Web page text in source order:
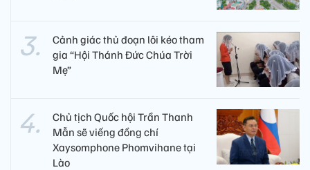
Cảnh giác thủ đoạn lôi kéo tham
gia “Hội Thánh Đức Chúa Trời
Mẹ”
Chủ tịch Quốc hội Trần Thanh
Mẫn sẽ viếng đồng chí
Xaysomphone Phomvihane tại
Lào